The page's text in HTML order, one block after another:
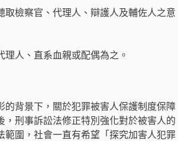
檢察官、代理人、辯護人及輔佐人之意
人、直系血親或配偶為之。
背景下，關於犯罪被害人保護制度保障
刑事訴訟法修正特別強化對於被害人的
圍，社會一直有希望「探究加害人犯罪